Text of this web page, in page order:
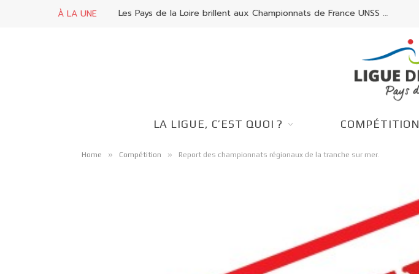
À LA UNE Les Pays de la Loire brillent aux Championnats de France UNSS Surf.
LA LIGUE, C’EST QUOI ? COMPÉTITION
Home » Compétition » Report des championnats régionaux de la tranche sur mer.